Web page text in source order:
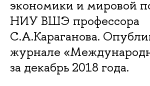
экономики и мировой
НИУ ВШЭ профессора
С.А.Караганова.
журнале
за декабрь 2018 года.